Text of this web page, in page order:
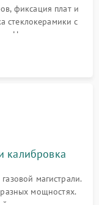
фиксация плат и
стеклокерамики с
Нанесение
уплотнительной
калибровка
магистрали.
мощностях.